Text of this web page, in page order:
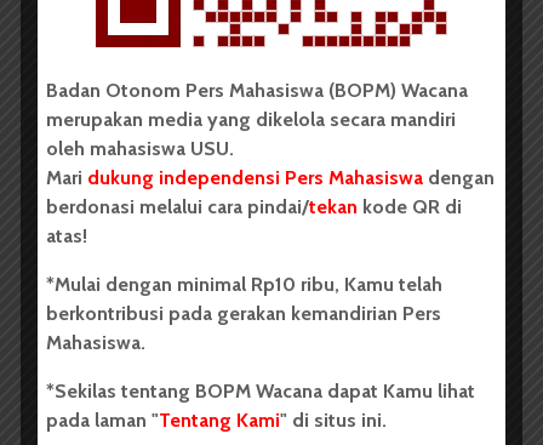
Oleh: Iyusarah Pakpahan USU, wacana.org – Dua...
BERITA KAMPUS
Dua Mahasiswa Etnomusikologi
USU Torehkan Prestasi di
PEKSIMIDA 2026
Oleh: Syarifah Sarah Nurjiha USU, wacana.org –...
Badan Otonom Pers Mahasiswa (BOPM) Wacana
merupakan media yang dikelola secara mandiri
oleh mahasiswa USU.
Mari dukung independensi Pers Mahasiswa dengan
berdonasi melalui cara pindai/tekan kode QR di
atas!
*Mulai dengan minimal Rp10 ribu, Kamu telah
berkontribusi pada gerakan kemandirian Pers
Mahasiswa.
*Sekilas tentang BOPM Wacana dapat Kamu lihat
pada laman "Tentang Kami" di situs ini.